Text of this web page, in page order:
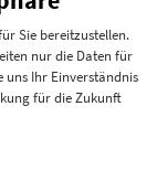
Nut in
vorhanden
vorhanden
vorhanden
Touch-Funktion
Sie bereitzustellen.
nur die Daten für
uns Ihr Einverständnis
für die Zukunft